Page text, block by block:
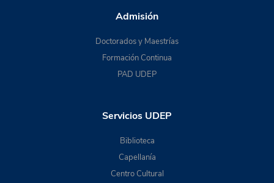
Admisión
Doctorados y Maestrías
Formación Continua
PAD UDEP
Servicios UDEP
Biblioteca
Capellanía
Centro Cultural